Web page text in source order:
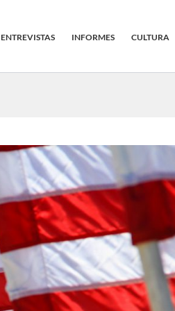
ENTREVISTAS INFORMES CULTURA